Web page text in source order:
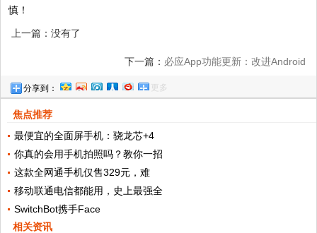
慎！
上一篇：没有了
下一篇： 必应App功能更新：改进Android
分享到： 更多
焦点推荐
最便宜的全面屏手机：骁龙芯+4
你真的会用手机拍照吗？教你一招
这款全网通手机仅售329元，难
移动联通电信都能用，史上最强全
SwitchBot携手Face
相关资讯